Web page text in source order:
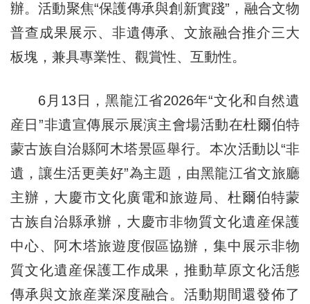
辦。活動聚焦“保護傳承與創新實踐”，融合文物
普查成果展示、非遺傳承、文旅融合推介三大
板塊，兼具專業性、觀賞性、互動性。
6月13日，黑龍江省2026年“文化和自然遺
産日”非遺宣傳展示展演主會場活動在杜爾伯特
蒙古族自治縣阿木塔景區舉行。本次活動以“非
遺，讓生活更美好”為主題，由黑龍江省文旅廳
主辦，大慶市文化廣電和旅遊局、杜爾伯特蒙
古族自治縣承辦，大慶市非物質文化遺産保護
中心、阿木塔旅遊度假區協辦，集中展示非物
質文化遺産保護工作成果，推動草原文化活態
傳承與文旅産業深度融合。活動期間還發佈了